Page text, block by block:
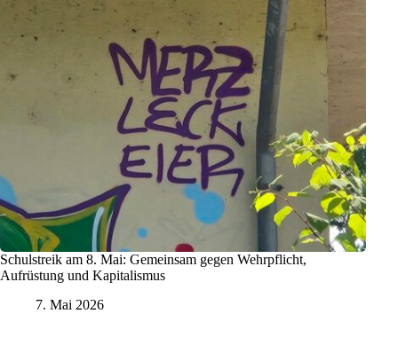
Schulstreik am 8. Mai: Gemeinsam gegen Wehrpflicht,
Aufrüstung und Kapitalismus
7. Mai 2026